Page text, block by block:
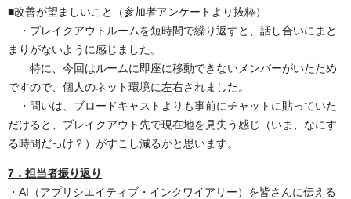
■改善が望ましいこと（参加者アンケートより抜粋）
・ブレイクアウトルームを短時間で繰り返すと、話し合いにまと
まりがないように感じました。
特に、今回はルームに即座に移動できないメンバーがいたため
ですので、個人のネット環境に左右されました。
・問いは、ブロードキャストよりも事前にチャットに貼っていた
だけると、ブレイクアウト先で現在地を見失う感じ（いま、なにす
る時間だっけ？）がすこし減るかと思います。
7．担当者振り返り
・AI（アプリシエイティブ・インクワイアリー）を皆さんに伝える